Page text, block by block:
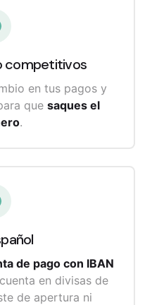
competitivos
en tus pagos y
que saques el
.
de pago con IBAN
en divisas de
de apertura ni